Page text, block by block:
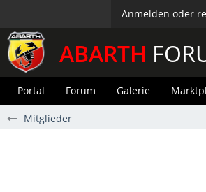
Anmelden oder
ABARTH
Portal Forum Galerie
Mitglieder